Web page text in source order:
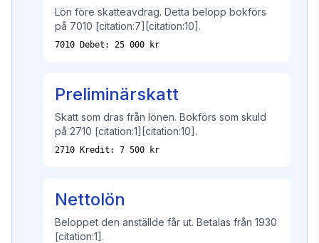
Lön före skatteavdrag. Detta belopp bokförs
på 7010 [citation:7][citation:10].
7010 Debet: 25 000 kr
Preliminärskatt
Skatt som dras från lönen. Bokförs som skuld
på 2710 [citation:1][citation:10].
2710 Kredit: 7 500 kr
Nettolön
Beloppet den anställde får ut. Betalas från 1930
[citation:1].